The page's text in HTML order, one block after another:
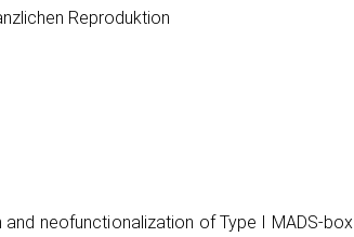
Reproduktion
neofunctionalization of Type I MADS-box